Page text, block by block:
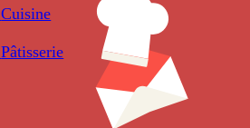
Cuisine
Pâtisserie